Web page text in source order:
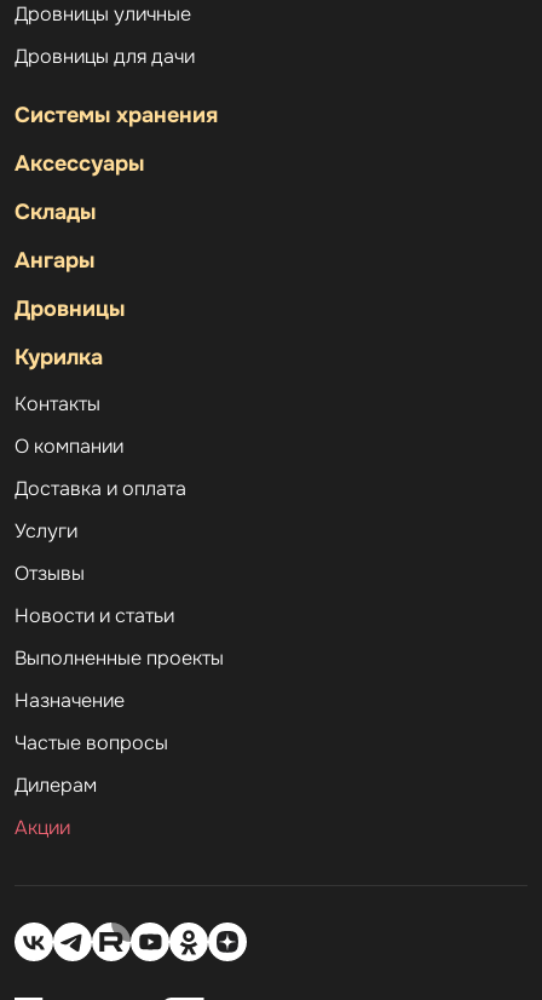
Дровницы уличные
Дровницы для дачи
Системы хранения
Аксессуары
Склады
Ангары
Дровницы
Курилка
Контакты
О компании
Доставка и оплата
Услуги
Отзывы
Новости и статьи
Выполненные проекты
Назначение
Частые вопросы
Дилерам
Акции